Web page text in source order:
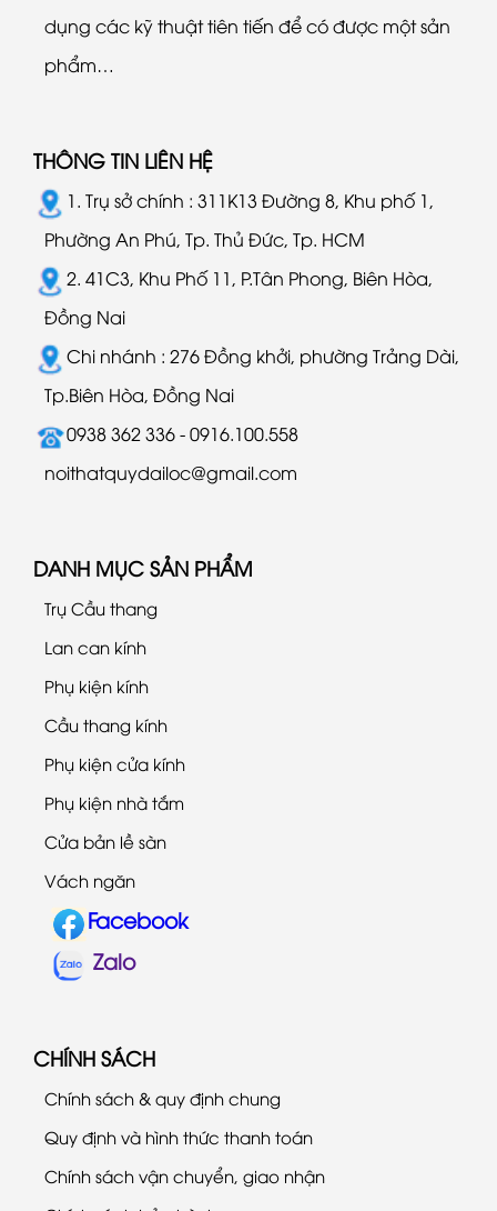
dụng các kỹ thuật tiên tiến để có được một sản
phẩm…
THÔNG TIN LIÊN HỆ
1. Trụ sở chính : 311K13 Đường 8, Khu phố 1,
Phường An Phú, Tp. Thủ Đức, Tp. HCM
2. 41C3, Khu Phố 11, P.Tân Phong, Biên Hòa,
Đồng Nai
Chi nhánh : 276 Đồng khởi, phường Trảng Dài,
Tp.Biên Hòa, Đồng Nai
0938 362 336 - 0916.100.558
noithatquydailoc@gmail.com
DANH MỤC SẢN PHẨM
Trụ Cầu thang
Lan can kính
Phụ kiện kính
Cầu thang kính
Phụ kiện cửa kính
Phụ kiện nhà tắm
Cửa bản lề sàn
Vách ngăn
Facebook
Zalo
CHÍNH SÁCH
Chính sách & quy định chung
Quy định và hình thức thanh toán
Chính sách vận chuyển, giao nhận